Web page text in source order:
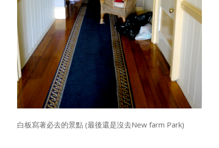
白板寫著必去的景點 (最後還是沒去New farm Park)